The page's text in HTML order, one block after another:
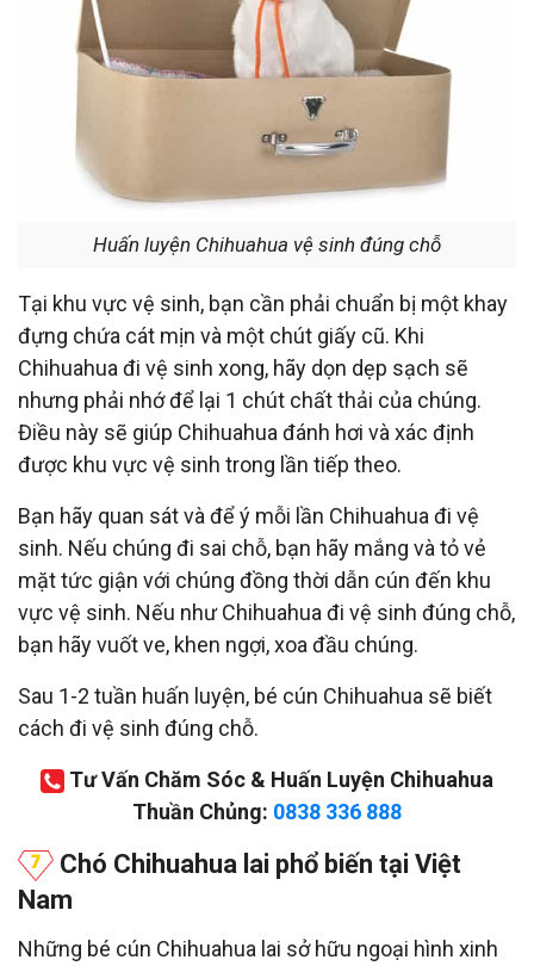
Huấn luyện Chihuahua vệ sinh đúng chỗ
Tại khu vực vệ sinh, bạn cần phải chuẩn bị một khay
đựng chứa cát mịn và một chút giấy cũ. Khi
Chihuahua đi vệ sinh xong, hãy dọn dẹp sạch sẽ
nhưng phải nhớ để lại 1 chút chất thải của chúng.
Điều này sẽ giúp Chihuahua đánh hơi và xác định
được khu vực vệ sinh trong lần tiếp theo.
Bạn hãy quan sát và để ý mỗi lần Chihuahua đi vệ
sinh. Nếu chúng đi sai chỗ, bạn hãy mắng và tỏ vẻ
mặt tức giận với chúng đồng thời dẫn cún đến khu
vực vệ sinh. Nếu như Chihuahua đi vệ sinh đúng chỗ,
bạn hãy vuốt ve, khen ngợi, xoa đầu chúng.
Sau 1-2 tuần huấn luyện, bé cún Chihuahua sẽ biết
cách đi vệ sinh đúng chỗ.
Tư Vấn Chăm Sóc & Huấn Luyện Chihuahua
Thuần Chủng: 0838 336 888
Chó Chihuahua lai phổ biến tại Việt
Nam
Những bé cún Chihuahua lai sở hữu ngoại hình xinh